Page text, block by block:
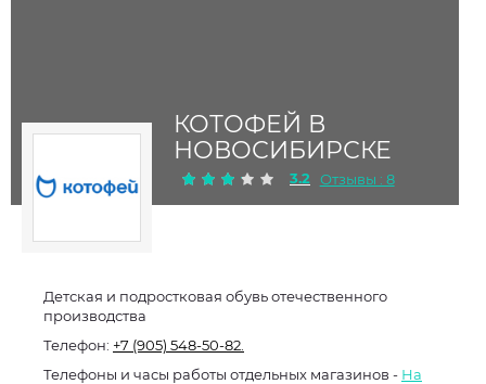
КОТОФЕЙ В
НОВОСИБИРСКЕ
3.2 Отзывы : 8
Детская и подростковая обувь отечественного
производства
Телефон: +7 (905) 548-50-82.
Телефоны и часы работы отдельных магазинов - На